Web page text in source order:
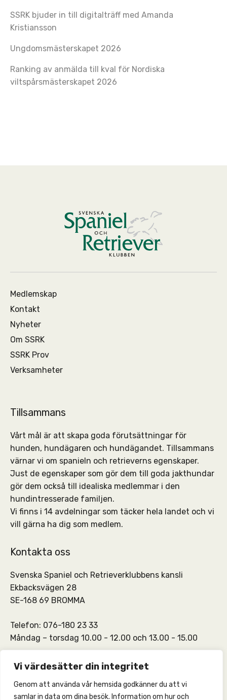
Vi värdesätter din integritet
Genom att använda vår hemsida godkänner du att vi
samlar in data om dina besök. Information om hur och
SSRK bjuder in till digitalträff med Amanda
Kristiansson
Ungdomsmästerskapet 2026
Ranking av anmälda till kval för Nordiska
viltspårsmästerskapet 2026
Medlemskap
Kontakt
Nyheter
Om SSRK
SSRK Prov
Verksamheter
Tillsammans
Vårt mål är att skapa goda förutsättningar för
hunden, hundägaren och hundägandet. Tillsammans
värnar vi om spanieln och retrieverns egenskaper.
Just de egenskaper som gör dem till goda jakthundar
gör dem också till idealiska medlemmar i den
hundintresserade familjen.
Vi finns i 14 avdelningar som täcker hela landet och vi
vill gärna ha dig som medlem.
Kontakta oss
Svenska Spaniel och Retrieverklubbens kansli
Ekbacksvägen 28
SE-168 69 BROMMA
Telefon: 076-180 23 33
Måndag – torsdag 10.00 - 12.00 och 13.00 - 15.00
SSRKs kansli och medlemskontakt: info@ssrk.se
SSRKs webmaster:webmaster@ssrk.se